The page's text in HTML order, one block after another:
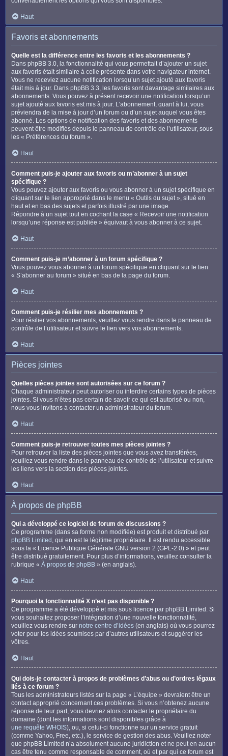
Haut
Favoris et abonnements
Quelle est la différence entre les favoris et les abonnements ?
Dans phpBB 3.0, la fonctionnalité qui vous permettait d’ajouter un sujet
aux favoris était similaire à celle présente dans votre navigateur internet.
Vous ne receviez aucune notification lorsqu’un sujet ajouté aux favoris
était mis à jour. Dans phpBB 3.3, les favoris sont davantage similaires aux
abonnements. Vous pouvez à présent recevoir une notification lorsqu’un
sujet ajouté aux favoris est mis à jour. L’abonnement, quant à lui, vous
préviendra de la mise à jour d’un forum ou d’un sujet auquel vous êtes
abonné. Les options de notification des favoris et des abonnements
peuvent être modifiés depuis le panneau de contrôle de l’utilisateur, sous
les « Préférences du forum ».
Haut
Comment puis-je ajouter aux favoris ou m’abonner à un sujet
spécifique ?
Vous pouvez ajouter aux favoris ou vous abonner à un sujet spécifique en
cliquant sur le lien approprié dans le menu « Outils du sujet », situé en
haut et en bas des sujets et parfois illustré par une image.
Répondre à un sujet tout en cochant la case « Recevoir une notification
lorsqu’une réponse est publiée » équivaut à vous abonner à ce sujet.
Haut
Comment puis-je m’abonner à un forum spécifique ?
Vous pouvez vous abonner à un forum spécifique en cliquant sur le lien
« S’abonner au forum » situé en bas de la page du forum.
Haut
Comment puis-je résilier mes abonnements ?
Pour résilier vos abonnements, veuillez vous rendre dans le panneau de
contrôle de l’utilisateur et suivre le lien vers vos abonnements.
Haut
Pièces jointes
Quelles pièces jointes sont autorisées sur ce forum ?
Chaque administrateur peut autoriser ou interdire certains types de pièces
jointes. Si vous n’êtes pas certain de savoir ce qui est autorisé ou non,
nous vous invitons à contacter un administrateur du forum.
Haut
Comment puis-je retrouver toutes mes pièces jointes ?
Pour retrouver la liste des pièces jointes que vous avez transférées,
veuillez vous rendre dans le panneau de contrôle de l’utilisateur et suivre
les liens vers la section des pièces jointes.
Haut
À propos de phpBB
Qui a développé ce logiciel de forum de discussions ?
Ce programme (dans sa forme non modifiée) est produit et distribué par
phpBB Limited , qui en est le légitime propriétaire. Il est rendu accessible
sous la « Licence Publique Générale GNU version 2 (GPL-2.0) » et peut
être distribué gratuitement. Pour plus d’informations, veuillez consulter la
rubrique « À propos de phpBB » (en anglais).
Haut
Pourquoi la fonctionnalité X n’est pas disponible ?
Ce programme a été développé et mis sous licence par phpBB Limited. Si
vous souhaitez proposer l’intégration d’une nouvelle fonctionnalité,
veuillez vous rendre sur notre centre d’idées (en anglais) où vous pourrez
voter pour les idées soumises par d’autres utilisateurs et suggérer les
vôtres.
Haut
Qui dois-je contacter à propos de problèmes d’abus ou d’ordres légaux
liés à ce forum ?
Tous les administrateurs listés sur la page « L’équipe » devraient être un
contact approprié concernant ces problèmes. Si vous n’obtenez aucune
réponse de leur part, vous devriez alors contacter le propriétaire du
domaine (dont les informations sont disponibles grâce à
une requête WHOIS), ou, si celui-ci fonctionne sur un service gratuit
(comme Yahoo, Free, etc.), le service de gestion des abus. Veuillez noter
que phpBB Limited n’a absolument aucune juridiction et ne peut en aucun
cas être tenu comme responsable de comment, où et par qui ce forum est